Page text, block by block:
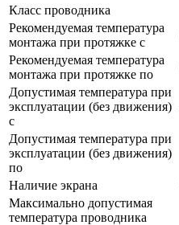
Класс проводника
Рекомендуемая температура
монтажа при протяжке с
Рекомендуемая температура
монтажа при протяжке по
Допустимая температура при
эксплуатации (без движения)
с
Допустимая температура при
эксплуатации (без движения)
по
Наличие экрана
Максимально допустимая
температура проводника